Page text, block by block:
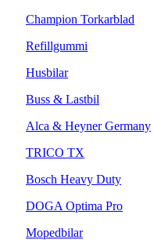
Champion Torkarblad
Refillgummi
Husbilar
Buss & Lastbil
Alca & Heyner Germany
TRICO TX
Bosch Heavy Duty
DOGA Optima Pro
Mopedbilar